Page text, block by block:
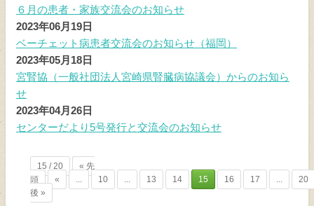
６月の患者・家族交流会のお知らせ
2023年06月19日
ベーチェット病患者交流会のお知らせ（福岡）
2023年05月18日
宮腎協（一般社団法人宮崎県腎臓病協議会）からのお知ら
せ
2023年04月26日
センターだより5号発行と交流会のお知らせ
15 / 20
« 先
頭
« ... 10 ... 13 14 15 16 17 ...
20
後 »